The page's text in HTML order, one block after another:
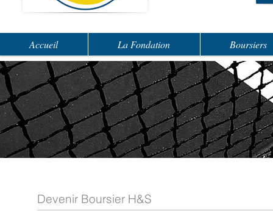
Accueil La Fondation Boursiers
Devenir Boursier H&S